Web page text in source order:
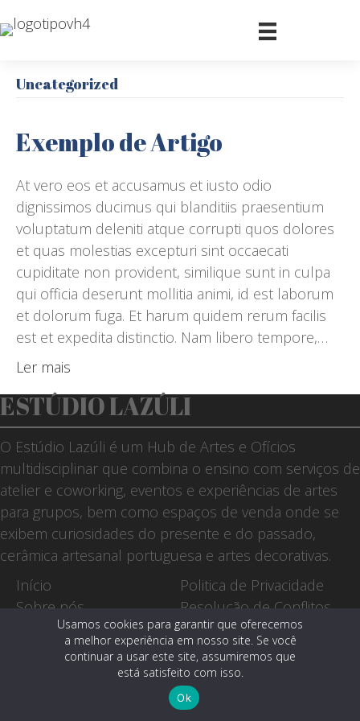
Uncategorized
Exemplo de Artigo
At vero eos et accusamus et iusto odio
dignissimos ducimus qui blanditiis praesentium
voluptatum deleniti atque corrupti quos dolores
et quas molestias excepturi sint occaecati
cupiditate non provident, similique sunt in culpa
qui officia deserunt mollitia animi, id est laborum
et dolorum fuga. Et harum quidem rerum facilis
est et expedita distinctio. Nam libero tempore,…
Ler mais
ESTÚDIO LAZÚLI
O Estúdio Lazúli é um Hub de Artes e Ofícios
multidisciplinar que combina o ensino com serviços de
atelier e coworking, eventos e experiências de artes
para grupos, bem como espaços de venda onde se
exibem curiosidades do presente e do passado,
cerâmica artesanal portuguesa e artes decorativas.
Início
Sobre nós
Workshops
Serviços
Politica de Privacidade
Resolução de Conflitos
Livro de Reclamações
A Loja dos Sites
Usamos cookies para garantir que oferecemos
a melhor experiência em nosso site. Se você
continuar a usar este site, assumiremos que
está satisfeito com isso.
Ok